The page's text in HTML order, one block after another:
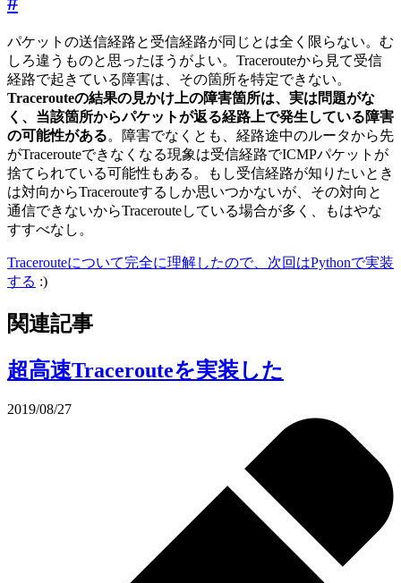
パケットの送信経路と受信経路が同じとは全く限らない。む
しろ違うものと思ったほうがよい。Tracerouteから見て受信
経路で起きている障害は、その箇所を特定できない。
Tracerouteの結果の見かけ上の障害箇所は、実は問題がな
く、当該箇所からパケットが返る経路上で発生している障害
の可能性がある。障害でなくとも、経路途中のルータから先
がTracerouteできなくなる現象は受信経路でICMPパケットが
捨てられている可能性もある。もし受信経路が知りたいとき
は対向からTracerouteするしか思いつかないが、その対向と
通信できないからTracerouteしている場合が多く、もはやな
すすべなし。
Tracerouteについて完全に理解したので、次回はPythonで実装
する :)
関連記事
超高速Tracerouteを実装した
2019/08/27